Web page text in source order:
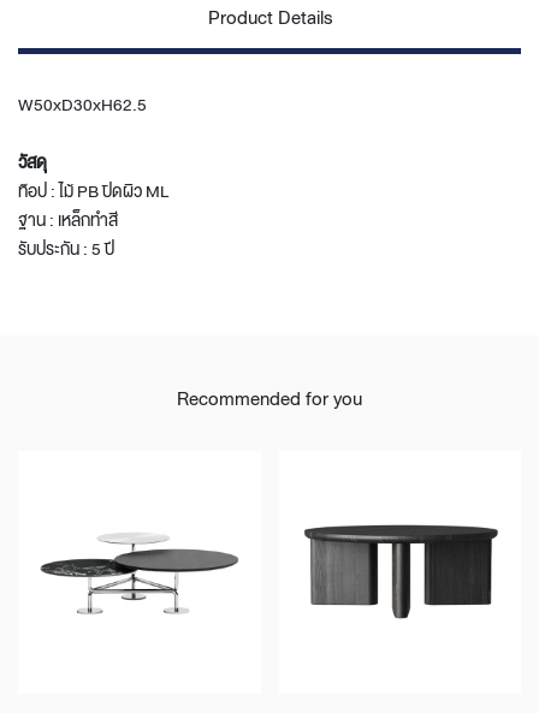
Product Details
W50xD30xH62.5
วัสดุ
ท๊อป : ไม้ PB ปิดผิว ML
ฐาน : เหล็กทำสี
รับประกัน : 5 ปี
Recommended for you